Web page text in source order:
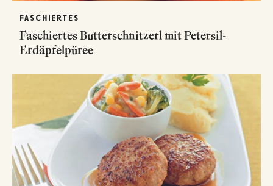
FASCHIERTES
Faschiertes Butterschnitzerl mit Petersil-
Erdäpfelpüree